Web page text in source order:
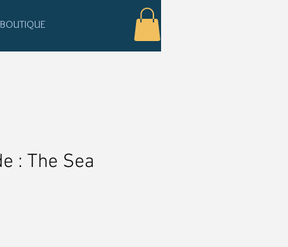
BOUTIQUE
: The Sea